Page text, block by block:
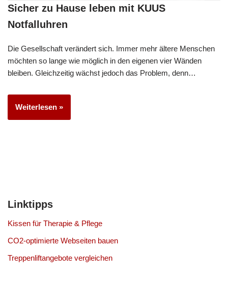
Sicher zu Hause leben mit KUUS
Notfalluhren
Die Gesellschaft verändert sich. Immer mehr ältere Menschen
möchten so lange wie möglich in den eigenen vier Wänden
bleiben. Gleichzeitig wächst jedoch das Problem, denn…
Weiterlesen »
Linktipps
Kissen für Therapie & Pflege
CO2-optimierte Webseiten bauen
Treppenliftangebote vergleichen